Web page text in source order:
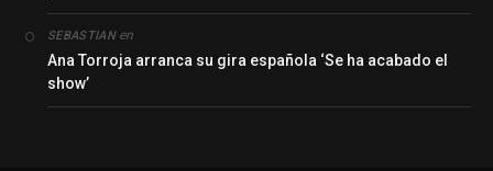
SEBASTIANen
Ana Torroja arranca su gira española ‘Se ha acabado el
show’